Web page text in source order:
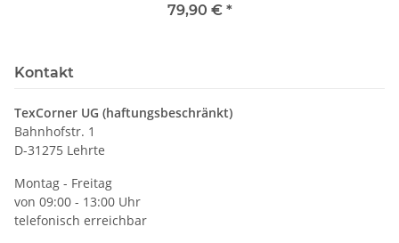
79,90 € *
Kontakt
TexCorner UG (haftungsbeschränkt)
Bahnhofstr. 1
D-31275 Lehrte
Montag - Freitag
von 09:00 - 13:00 Uhr
telefonisch erreichbar